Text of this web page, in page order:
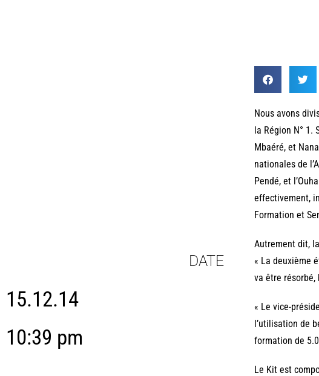
DATE
15.12.14
10:39 pm
Nous avons
la Région N° 1.
Mbaéré, et
nationales de
Pendé, et
effectivement,
Formation et
Autrement dit,
« La deuxième
va être résorbé,
« Le vice-
l’utilisation de
formation de
Le Kit est